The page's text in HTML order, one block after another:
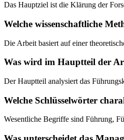
Das Hauptziel ist die Klärung der
Welche wissenschaftliche
Die Arbeit basiert auf einer
Was wird im Hauptteil der
Der Hauptteil analysiert das
Welche Schlüsselwörter
Wesentliche Begriffe sind Führung,